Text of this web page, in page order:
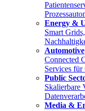
Energy &
Smart
Automotive
Connected
Services
Public
Skalierbare
Media &